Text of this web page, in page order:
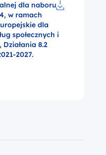
dla naboru
w ramach
dla
społecznych i
8.2
2027.